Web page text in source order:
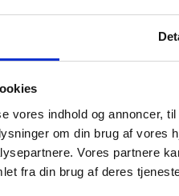
vores indhold og annoncer,
om din brug af vores
Vores partnere
fra din brug af deres
Vurderet af Heidi Buch Jensen
Jeg fik leveret en stor
sædvanlige.”
Vurderet af
søde og hjælpsomme
og en super flink sælger
Vurderet af Isken